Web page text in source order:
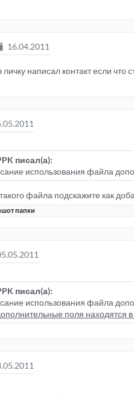
Сообщение
16.04.2011
личку написал контакт если что
писал(а):
использования файла
файла подскажите как
папки
писал(а):
использования файла
поля